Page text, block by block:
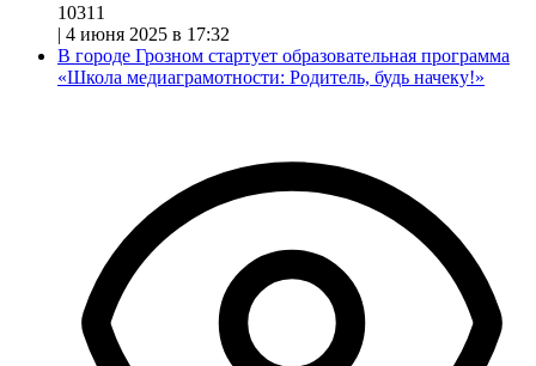
10311
| 4 июня 2025 в 17:32
В городе Грозном стартует образовательная программа
«Школа медиаграмотности: Родитель, будь начеку!»